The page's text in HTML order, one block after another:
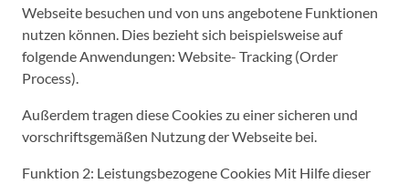
Webseite besuchen und von uns angebotene Funktionen
nutzen können. Dies bezieht sich beispielsweise auf
folgende Anwendungen: Website- Tracking (Order
Process).
Außerdem tragen diese Cookies zu einer sicheren und
vorschriftsgemäßen Nutzung der Webseite bei.
Funktion 2: Leistungsbezogene Cookies Mit Hilfe dieser